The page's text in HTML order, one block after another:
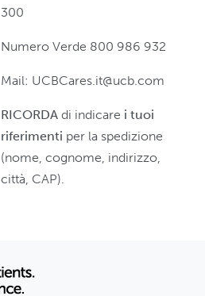
300
Numero Verde 800 986 932
Mail: UCBCares.it@ucb.com
RICORDA di indicare i tuoi
riferimenti per la spedizione
(nome, cognome, indirizzo,
città, CAP).